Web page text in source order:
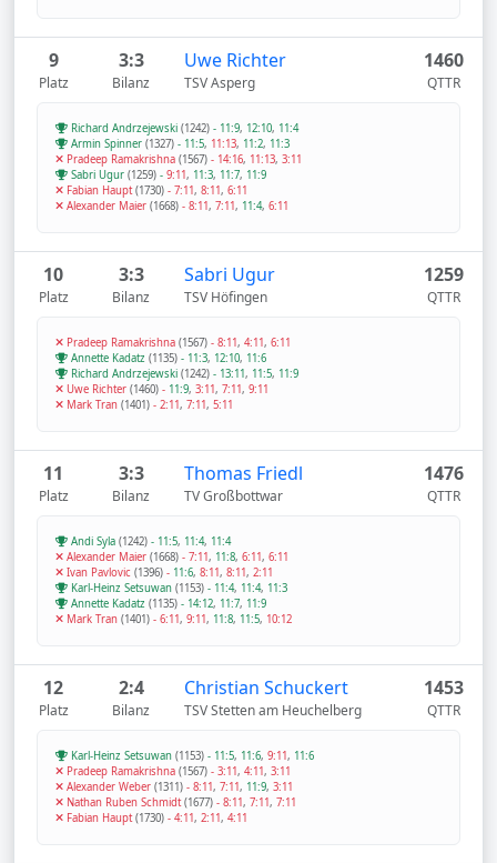
9
Platz
3:3
Bilanz
Uwe Richter
TSV Asperg
1460
QTTR
Richard Andrzejewski (1242) - 11:9, 12:10, 11:4
Armin Spinner (1327) - 11:5, 11:13, 11:2, 11:3
Pradeep Ramakrishna (1567) - 14:16, 11:13, 3:11
Sabri Ugur (1259) - 9:11, 11:3, 11:7, 11:9
Fabian Haupt(1730) - 7:11, 8:11, 6:11
Alexander Maier (1668) - 8:11, 7:11, 11:4, 6:11
10
Platz
3:3
Bilanz
Sabri Ugur
TSV Höfingen
1259
QTTR
Pradeep Ramakrishna (1567) - 8:11, 4:11, 6:11
Annette Kadatz (1135) - 11:3, 12:10, 11:6
Richard Andrzejewski (1242) - 13:11, 11:5, 11:9
Uwe Richter (1460) - 11:9, 3:11, 7:11, 9:11
Mark Tran (1401) - 2:11, 7:11, 5:11
11
Platz
3:3
Bilanz
Thomas Friedl
TV Großbottwar
1476
QTTR
Andi Syla (1242) - 11:5, 11:4, 11:4
Alexander Maier (1668) - 7:11, 11:8, 6:11, 6:11
Ivan Pavlovic (1396) - 11:6, 8:11, 8:11, 2:11
Karl-Heinz Setsuwan (1153) - 11:4, 11:4, 11:3
Annette Kadatz (1135) - 14:12, 11:7, 11:9
Mark Tran (1401) - 6:11, 9:11, 11:8, 11:5, 10:12
12
Platz
2:4
Bilanz
Christian Schuckert
TSV Stetten am Heuchelberg
1453
QTTR
Karl-Heinz Setsuwan (1153) - 11:5, 11:6, 9:11, 11:6
Pradeep Ramakrishna (1567) - 3:11, 4:11, 3:11
Alexander Weber (1311) - 8:11, 7:11, 11:9, 3:11
Nathan Ruben Schmidt(1677) - 8:11, 7:11, 7:11
Fabian Haupt(1730) - 4:11, 2:11, 4:11